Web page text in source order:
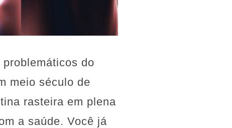
do
meio século de
rasteira em plena
a saúde. Você já